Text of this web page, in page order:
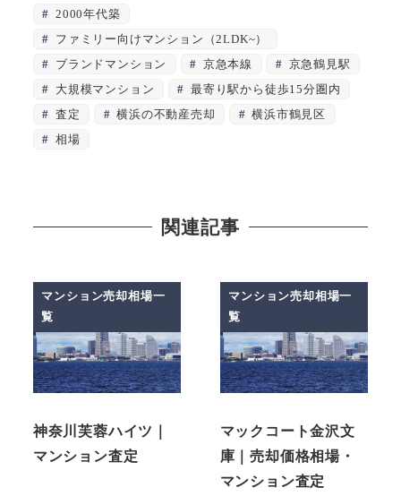
2000年代築
ファミリー向けマンション（2LDK~）
ブランドマンション
京急本線
京急鶴見駅
大規模マンション
最寄り駅から徒歩15分圏内
査定
横浜の不動産売却
横浜市鶴見区
相場
関連記事
マンション売却相場一
覧
神奈川芙蓉ハイツ｜
マンション査定
マンション売却相場一
覧
マックコート金沢文
庫｜売却価格相場・
マンション査定